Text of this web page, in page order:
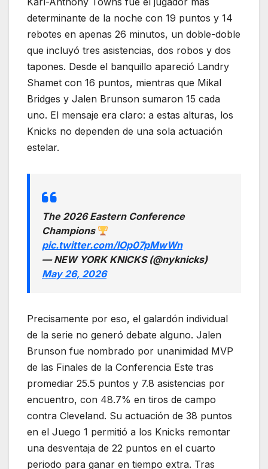
determinante de la noche con 19 puntos y 14
rebotes en apenas 26 minutos, un doble-doble
que incluyó tres asistencias, dos robos y dos
tapones. Desde el banquillo apareció Landry
Shamet con 16 puntos, mientras que Mikal
Bridges y Jalen Brunson sumaron 15 cada
uno. El mensaje era claro: a estas alturas, los
Knicks no dependen de una sola actuación
estelar.
The 2026 Eastern Conference
Champions
pic.twitter.com/IOp07pMwWn
— NEW YORK KNICKS (@nyknicks)
May 26, 2026
Precisamente por eso, el galardón individual
de la serie no generó debate alguno. Jalen
Brunson fue nombrado por unanimidad MVP
de las Finales de la Conferencia Este tras
promediar 25.5 puntos y 7.8 asistencias por
encuentro, con 48.7% en tiros de campo
contra Cleveland. Su actuación de 38 puntos
en el Juego 1 permitió a los Knicks remontar
una desventaja de 22 puntos en el cuarto
periodo para ganar en tiempo extra. Tras